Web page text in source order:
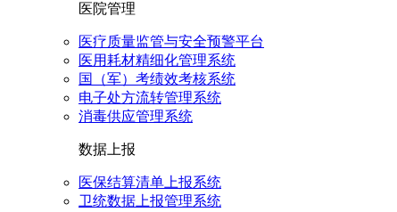
医院管理
医疗质量监管与安全预警平台
医用耗材精细化管理系统
国（军）考绩效考核系统
电子处方流转管理系统
消毒供应管理系统
数据上报
医保结算清单上报系统
卫统数据上报管理系统